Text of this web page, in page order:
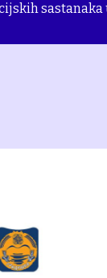
u okviru
za okoliš